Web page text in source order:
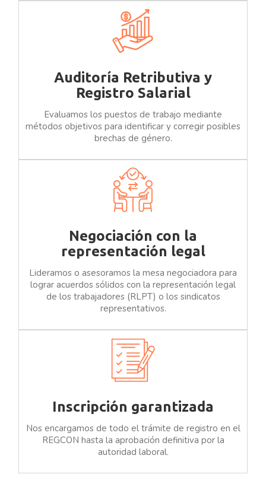
Auditoría Retributiva y
Registro Salarial
Evaluamos los puestos de trabajo mediante
métodos objetivos para identificar y corregir posibles
brechas de género.
Negociación con la
representación legal
Lideramos o asesoramos la mesa negociadora para
lograr acuerdos sólidos con la representación legal
de los trabajadores (RLPT) o los sindicatos
representativos.
Inscripción garantizada
Nos encargamos de todo el trámite de registro en el
REGCON hasta la aprobación definitiva por la
autoridad laboral.